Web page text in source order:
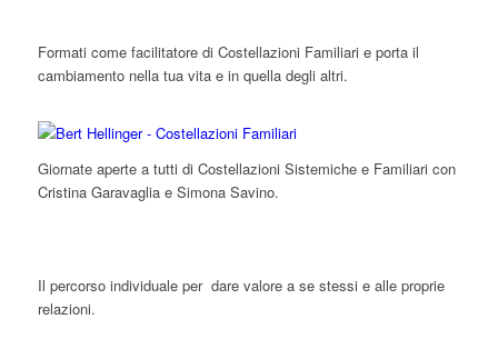
Formati come facilitatore di Costellazioni Familiari e porta il
cambiamento nella tua vita e in quella degli altri.
Giornate aperte a tutti di Costellazioni Sistemiche e Familiari con
Cristina Garavaglia e Simona Savino.
Il percorso individuale per dare valore a se stessi e alle proprie
relazioni.